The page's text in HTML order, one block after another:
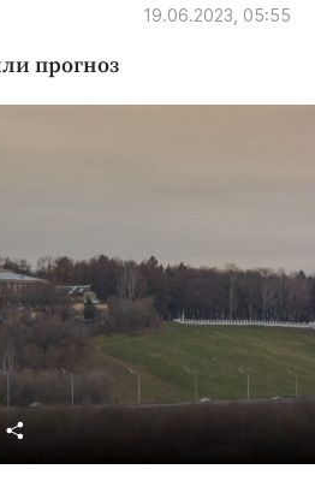
19.06.2023, 05:55
прогноз